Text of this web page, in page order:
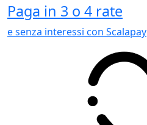
Paga in 3 o 4 rate
e senza interessi con Scalapay